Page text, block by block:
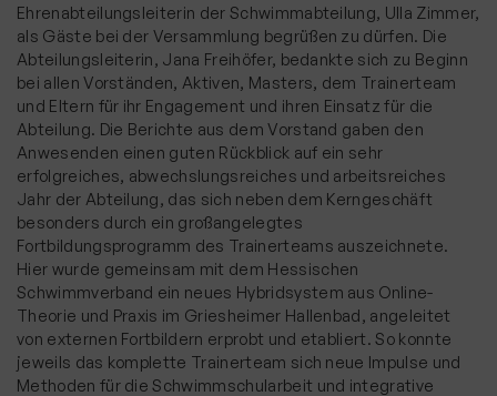
Ehrenabteilungsleiterin der Schwimmabteilung, Ulla Zimmer,
als Gäste bei der Versammlung begrüßen zu dürfen. Die
Abteilungsleiterin, Jana Freihöfer, bedankte sich zu Beginn
bei allen Vorständen, Aktiven, Masters, dem Trainerteam
und Eltern für ihr Engagement und ihren Einsatz für die
Abteilung. Die Berichte aus dem Vorstand gaben den
Anwesenden einen guten Rückblick auf ein sehr
erfolgreiches, abwechslungsreiches und arbeitsreiches
Jahr der Abteilung, das sich neben dem Kerngeschäft
besonders durch ein großangelegtes
Fortbildungsprogramm des Trainerteams auszeichnete.
Hier wurde gemeinsam mit dem Hessischen
Schwimmverband ein neues Hybridsystem aus Online-
Theorie und Praxis im Griesheimer Hallenbad, angeleitet
von externen Fortbildern erprobt und etabliert. So konnte
jeweils das komplette Trainerteam sich neue Impulse und
Methoden für die Schwimmschularbeit und integrative